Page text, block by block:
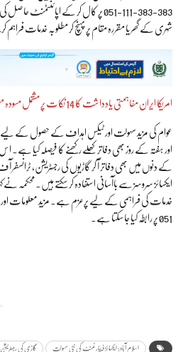
383-383-111-051 پر کال کر کے
شہری کے گھر یا مقررہ مقام پر پہنچ کر مطلوبہ خدمات فراہم
امریکا ایران مفاہمتی یادداشت کا 14 نکات پر مشتمل مسودہ منظرعام پر
عوام کی مزید سہولت اور ٹیکس اہداف کے حصول کے لیے
اور ہفتہ کے روز بھی دفاتر کھلے رکھنے کا فیصلہ کیا
کے دنوں میں بھی دفاتر آ کر گاڑیوں کی رجسٹریشن، ٹرانسفر
ایکسائز سروسز سے باآسانی استفادہ کر سکتے ہیں۔ محکمہ نے
051 پر رابطہ کیا جا سکتا ہے۔
اسلام آباد: ایکسائز ڈیپارٹمنٹ کی نئی سہولت گاڑی کی